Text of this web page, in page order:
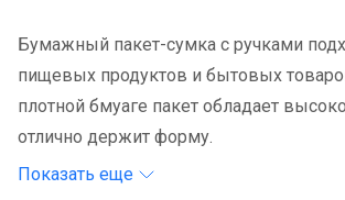
Бумажный пакет-сумка с ручками
пищевых продуктов и бытовых
плотной бмуаге пакет обладает
отлично держит форму.
Показать еще